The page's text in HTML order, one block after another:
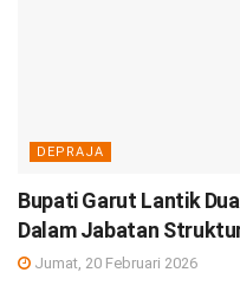
DEPRAJA
Bupati Garut Lantik
Dalam Jabatan
Jumat, 20 Februari 2026